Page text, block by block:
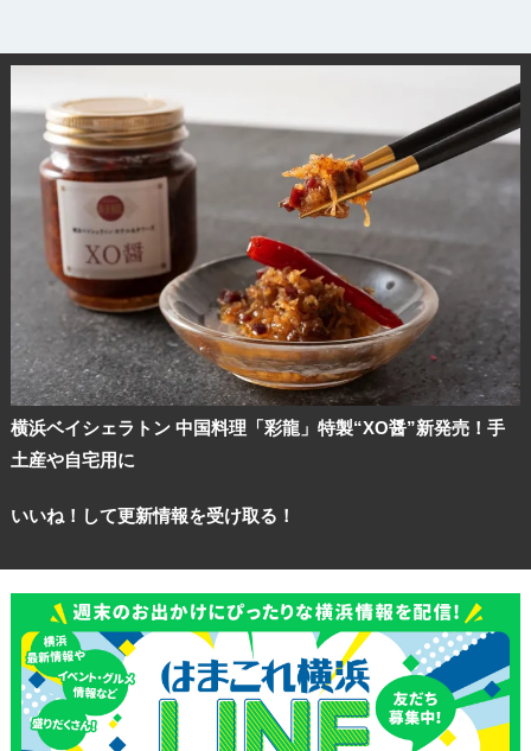
横浜ベイシェラトン 中国料理「彩龍」特製“XO醤”新発売！手
土産や自宅用に
いいね！して更新情報を受け取る！